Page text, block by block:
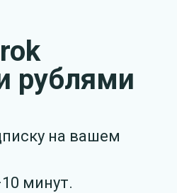
рублями
на вашем
минут.